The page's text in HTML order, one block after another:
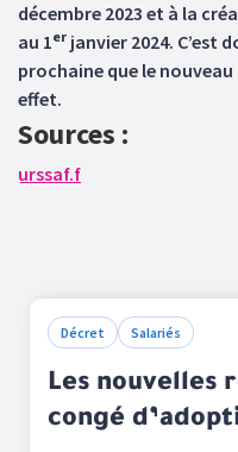
décembre 2023 et à la
au 1er janvier 2024. C’est
prochaine que le
effet.
Sources :
urssaf.f
Décret Salariés
Les nouvelles
congé